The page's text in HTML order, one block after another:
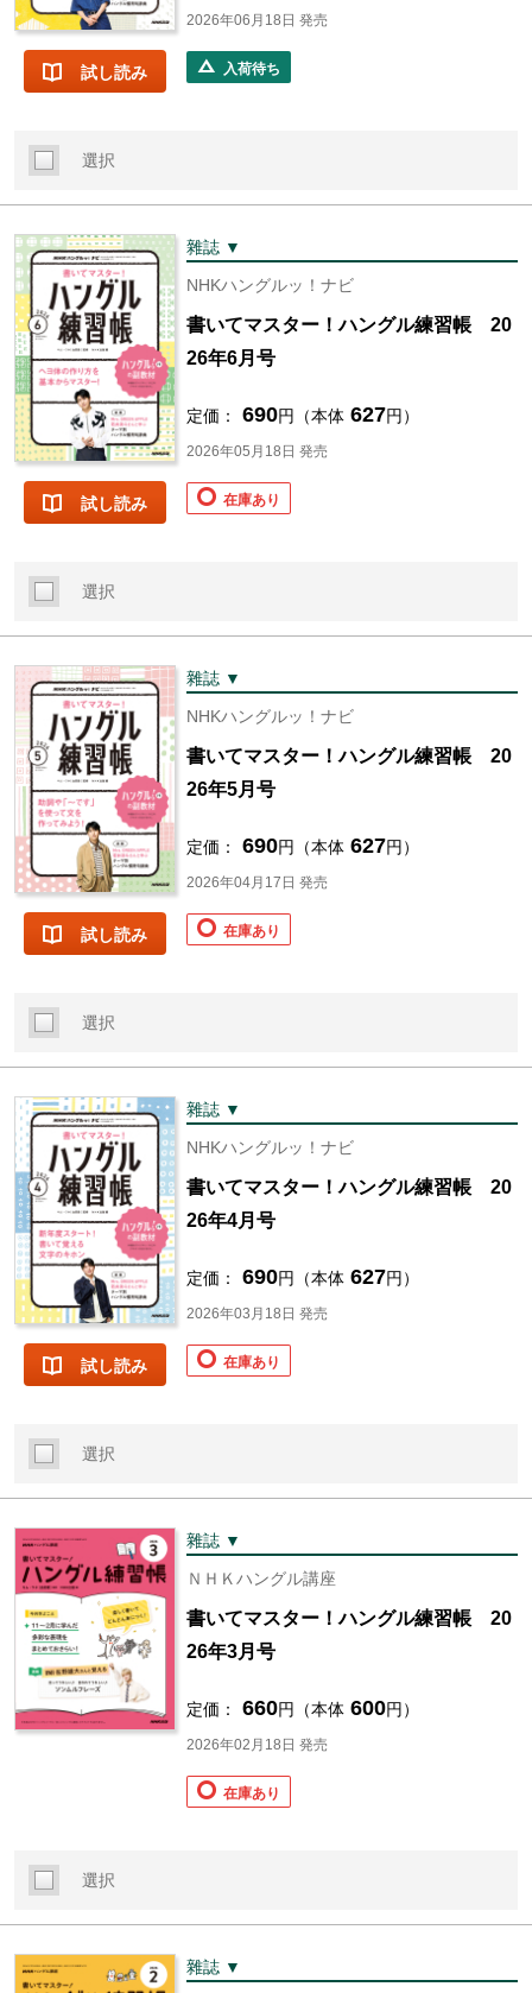
試し読み
2026年06月18日 発売
入荷待ち
選択
試し読み
雜誌 ▼
NHKハングルッ！ナビ
書いてマスター！ハングル練習帳 20
26年6月号
定価： 690円（本体 627円）
2026年05月18日 発売
在庫あり
選択
試し読み
雜誌 ▼
NHKハングルッ！ナビ
書いてマスター！ハングル練習帳 20
26年5月号
定価： 690円（本体 627円）
2026年04月17日 発売
在庫あり
選択
試し読み
雜誌 ▼
NHKハングルッ！ナビ
書いてマスター！ハングル練習帳 20
26年4月号
定価： 690円（本体 627円）
2026年03月18日 発売
在庫あり
選択
雜誌 ▼
ＮＨＫハングル講座
書いてマスター！ハングル練習帳 20
26年3月号
定価： 660円（本体 600円）
2026年02月18日 発売
在庫あり
選択
雜誌 ▼